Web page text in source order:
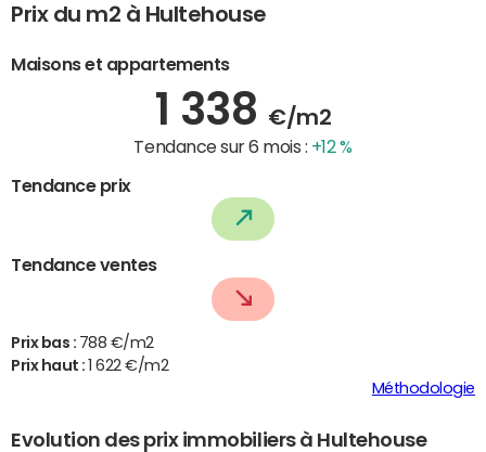
Prix du m2 à Hultehouse
Maisons et appartements
1 338 €/m2
Tendance sur 6 mois : +12 %
Tendance prix
Tendance ventes
Prix bas : 788 €/m2
Prix haut :
1 622 €/m2
Méthodologie
Evolution des prix immobiliers à Hultehouse